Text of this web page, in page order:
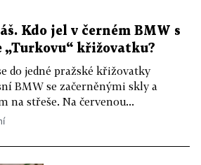
Kdo jel v černém BMW s
„Turkovu“ křižovatku?
do jedné pražské křižovatky
BMW se začerněnými skly a
na střeše. Na červenou...